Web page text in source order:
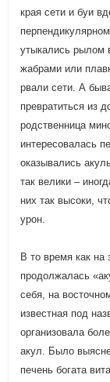
края сети и буи
утыкались рылом
жабрами или
рвали сети. А
превратиться из
родственница
интересовалась
оказывались
так велики –
них так высоки,
урон.
В то время как
продолжалась
себя, на
известная под
организовала
акул. Было
печень богата